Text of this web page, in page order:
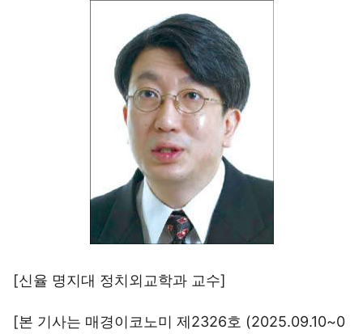
[신율 명지대 정치외교학과 교수]
[본 기사는 매경이코노미 제2326호 (2025.09.10~0